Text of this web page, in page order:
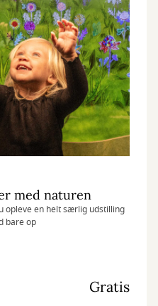
med naturen
opleve en helt særlig udstilling
bare op
Gratis